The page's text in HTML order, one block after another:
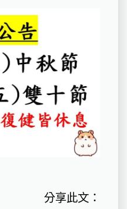
分享此文：